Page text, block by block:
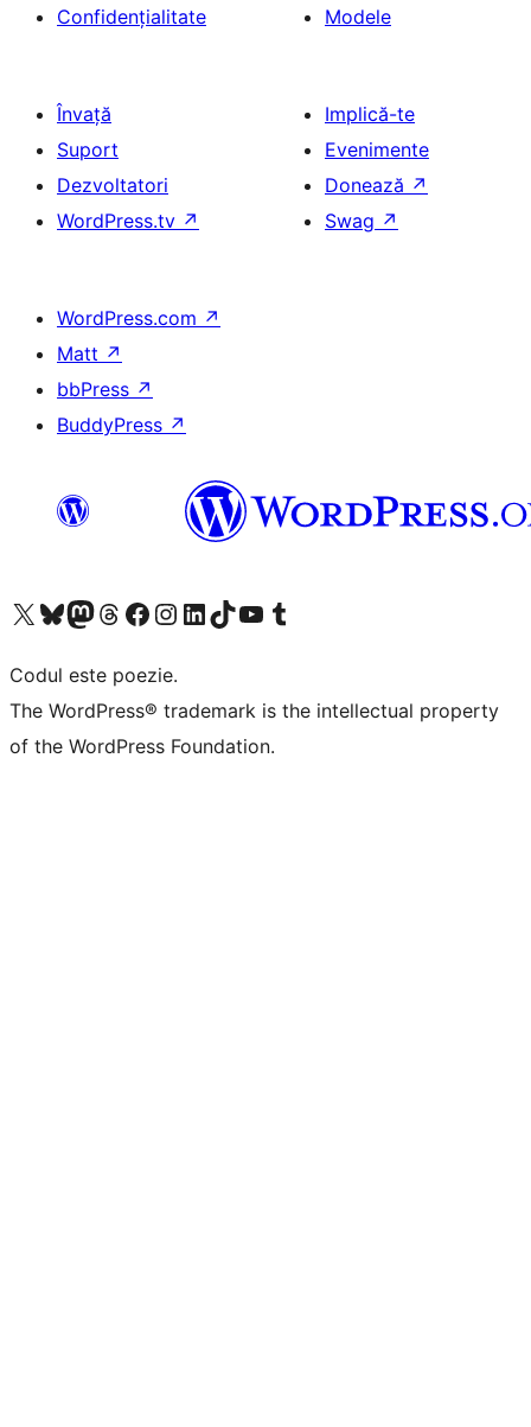
Confidențialitate Modele
Învață
Suport
Dezvoltatori
WordPress.tv ↗
Implică-te
Evenimente
Donează ↗
Swag ↗
WordPress.com ↗
Matt ↗
bbPress ↗
BuddyPress ↗
Mergi la contul nostru X (fost Twitter)
Vizitează contul nostru Bluesky
Vizitează contul nostru Mastodon
Vizitează contul nostru Threads
Vizitează pagina noastră Facebook
Vizitează-ne pe Instagram
Vizitează-ne pe LinkedIn
Vizitează contul nostru TikTok
Vizitează canalul nostru YouTube
Vizitează contul nostru Tumblr
Codul este poezie.
The WordPress® trademark is the intellectual property
of the WordPress Foundation.